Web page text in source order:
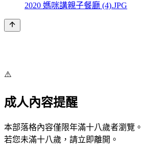
2020 媽咪講親子餐廳 (4).JPG
⚠️
成人內容提醒
本部落格內容僅限年滿十八歲者瀏覽。
若您未滿十八歲，請立即離開。